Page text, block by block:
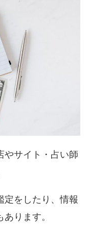
やサイト・占い師
定をしたり、情報
ります。